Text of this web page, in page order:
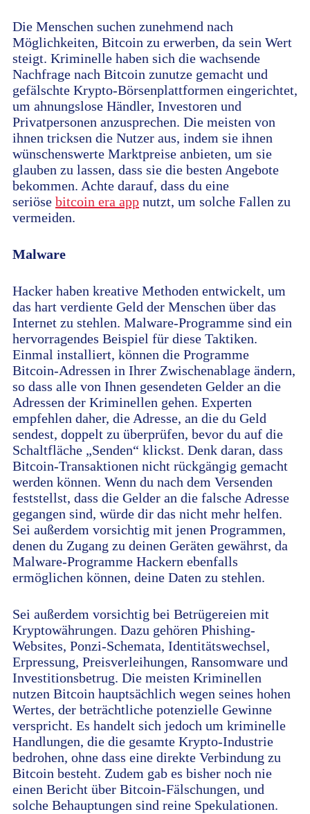
Die Menschen suchen zunehmend nach
Möglichkeiten, Bitcoin zu erwerben, da sein Wert
steigt. Kriminelle haben sich die wachsende
Nachfrage nach Bitcoin zunutze gemacht und
gefälschte Krypto-Börsenplattformen eingerichtet,
um ahnungslose Händler, Investoren und
Privatpersonen anzusprechen. Die meisten von
ihnen tricksen die Nutzer aus, indem sie ihnen
wünschenswerte Marktpreise anbieten, um sie
glauben zu lassen, dass sie die besten Angebote
bekommen. Achte darauf, dass du eine
seriöse bitcoin era app nutzt, um solche Fallen zu
vermeiden.
Malware
Hacker haben kreative Methoden entwickelt, um
das hart verdiente Geld der Menschen über das
Internet zu stehlen. Malware-Programme sind ein
hervorragendes Beispiel für diese Taktiken.
Einmal installiert, können die Programme
Bitcoin-Adressen in Ihrer Zwischenablage ändern,
so dass alle von Ihnen gesendeten Gelder an die
Adressen der Kriminellen gehen. Experten
empfehlen daher, die Adresse, an die du Geld
sendest, doppelt zu überprüfen, bevor du auf die
Schaltfläche „Senden“ klickst. Denk daran, dass
Bitcoin-Transaktionen nicht rückgängig gemacht
werden können. Wenn du nach dem Versenden
feststellst, dass die Gelder an die falsche Adresse
gegangen sind, würde dir das nicht mehr helfen.
Sei außerdem vorsichtig mit jenen Programmen,
denen du Zugang zu deinen Geräten gewährst, da
Malware-Programme Hackern ebenfalls
ermöglichen können, deine Daten zu stehlen.
Sei außerdem vorsichtig bei Betrügereien mit
Kryptowährungen. Dazu gehören Phishing-
Websites, Ponzi-Schemata, Identitätswechsel,
Erpressung, Preisverleihungen, Ransomware und
Investitionsbetrug. Die meisten Kriminellen
nutzen Bitcoin hauptsächlich wegen seines hohen
Wertes, der beträchtliche potenzielle Gewinne
verspricht. Es handelt sich jedoch um kriminelle
Handlungen, die die gesamte Krypto-Industrie
bedrohen, ohne dass eine direkte Verbindung zu
Bitcoin besteht. Zudem gab es bisher noch nie
einen Bericht über Bitcoin-Fälschungen, und
solche Behauptungen sind reine Spekulationen.